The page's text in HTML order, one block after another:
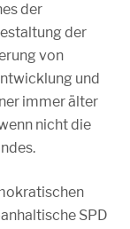
der
der
von
und
immer älter
nicht die
SPD